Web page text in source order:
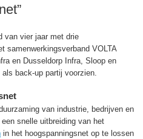
van vier jaar met drie
samenwerkingsverband VOLTA
en Dusseldorp Infra, Sloop en
back-up partij voorzien.
van industrie, bedrijven en
snelle uitbreiding van het
in het hoogspanningsnet op te lossen